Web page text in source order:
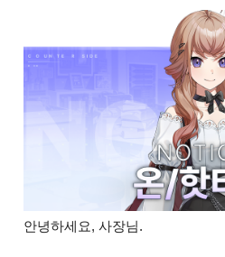
안녕하세요, 사장님.